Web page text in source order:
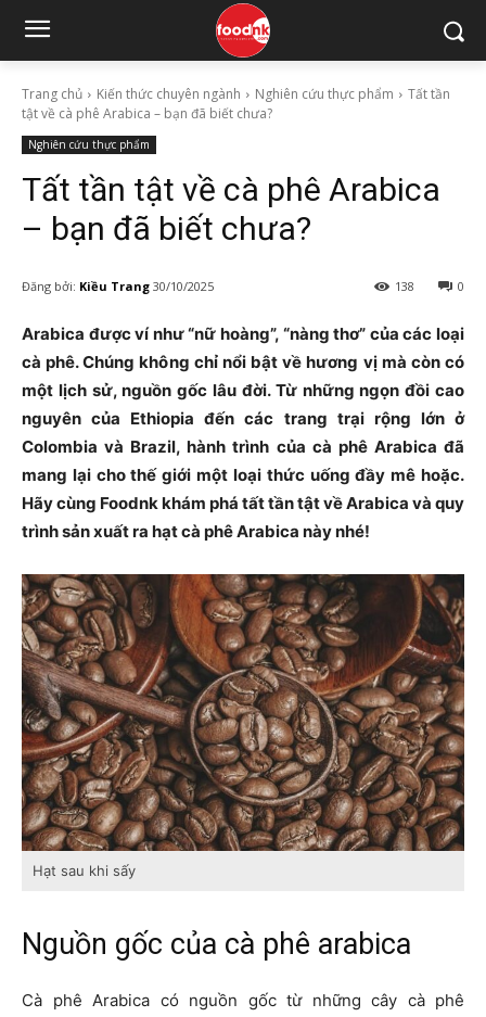
Trang chủ Kiến thức chuyên ngành Nghiên cứu thực phẩm
Tất tần
tật về cà phê Arabica – bạn đã biết chưa?
Nghiên cứu thực phẩm
Tất tần tật về cà phê Arabica
– bạn đã biết chưa?
Đăng bởi: Kiều Trang 30/10/2025 0
138
Arabica được ví như “nữ hoàng”, “nàng thơ” của các loại
cà phê. Chúng không chỉ nổi bật về hương vị mà còn có
một lịch sử, nguồn gốc lâu đời. Từ những ngọn đồi cao
nguyên của Ethiopia đến các trang trại rộng lớn ở
Colombia và Brazil, hành trình của cà phê Arabica đã
mang lại cho thế giới một loại thức uống đầy mê hoặc.
Hãy cùng Foodnk khám phá tất tần tật vềArabica và quy
trình sản xuất ra hạt cà phê Arabica này nhé!
Hạt sau khi sấy
Nguồn gốc của cà phê arabica
Cà phê Arabica có nguồn gốc từ những cây cà phê